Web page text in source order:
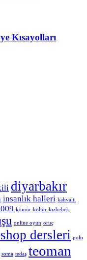
Kısayolları
diyarbakır
insanlık halleri kahvaltı
kömür kültür kızbebek
online oyun oruç
dersleri polo
soma tedaş teoman